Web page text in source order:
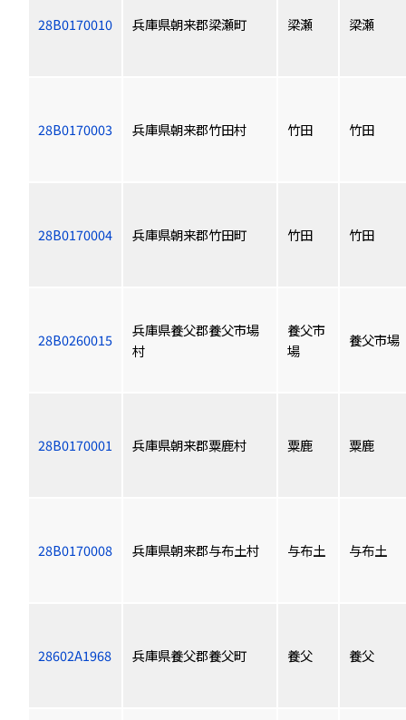
28B0170010 兵庫県朝来郡梁瀬町 梁瀬 梁瀬
28B0170003 兵庫県朝来郡竹田村 竹田 竹田
28B0170004 兵庫県朝来郡竹田町 竹田 竹田
28B0260015
兵庫県養父郡養父市場
村
養父市
場
養父市場
28B0170001 兵庫県朝来郡粟鹿村 粟鹿 粟鹿
28B0170008 兵庫県朝来郡与布土村 与布土 与布土
28602A1968 兵庫県養父郡養父町 養父 養父